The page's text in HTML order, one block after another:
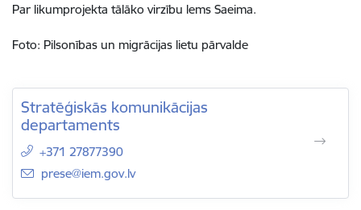
Par likumprojekta tālāko virzību lems Saeima.
Foto: Pilsonības un migrācijas lietu pārvalde
Stratēģiskās komunikācijas
departaments
+371 27877390
E-pasts:
prese@iem.gov.lv